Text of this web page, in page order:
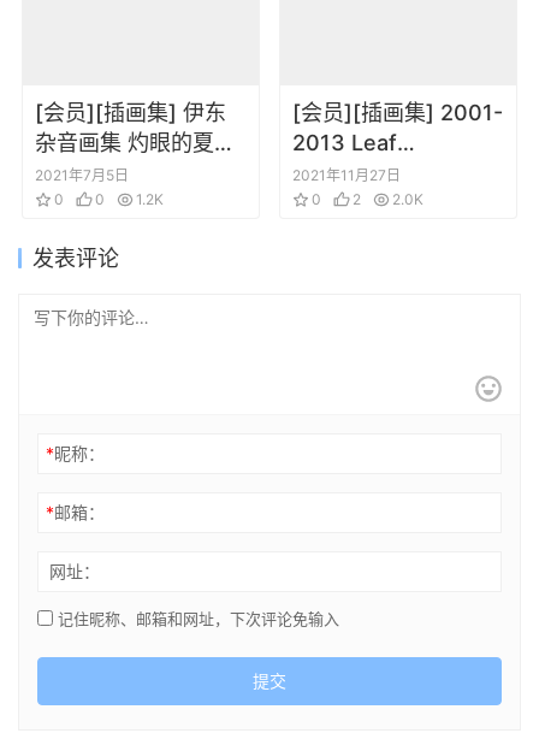
[会员][插画集] 伊东
杂音画集 灼眼的夏娜
画集2 华焰插画集
2021年7月5日
0
0 1.2K
[会员][插画集] 2001-
2013 Leaf
Illustrations
TAKESHI
2021年11月27日
0
2 2.0K
发表评论
*昵称：
*邮箱：
网址：
记住昵称、邮箱和网址，下次评论免输入
提交